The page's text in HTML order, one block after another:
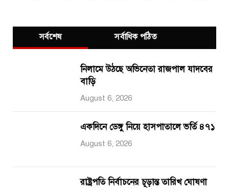
সর্বশেষ সর্বাধিক পঠিত
নিলামে উঠছে অভিনেতা রাজপাল যাদবের
বাড়ি
August 6, 2026
একদিনে ডেঙ্গু নিয়ে হাসপাতালে ভর্তি ৪৭১
August 6, 2026
রাষ্ট্রপতি নির্বাচনের চূড়ান্ত তারিখ ঘোষণা